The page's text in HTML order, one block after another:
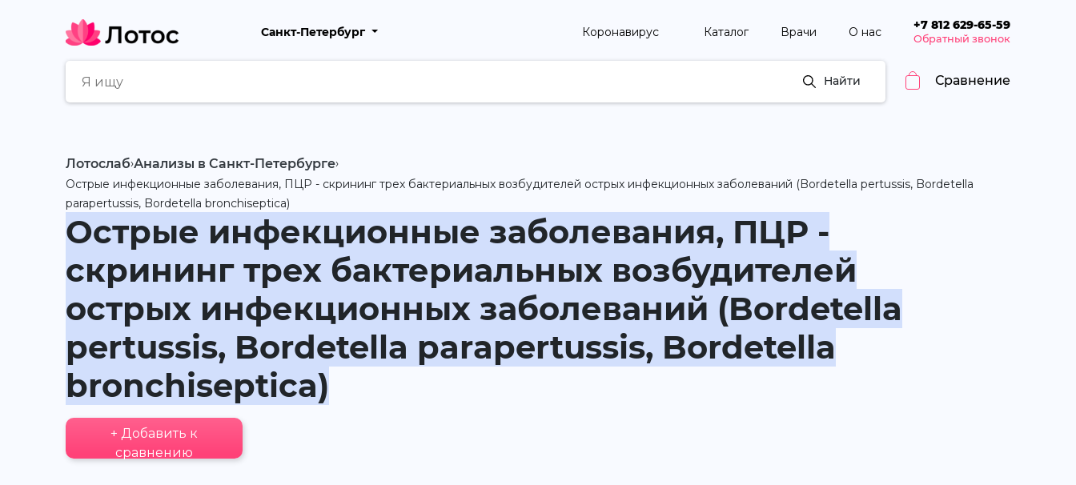
Санкт-Петербург Коронавирус Каталог Врачи О нас +7 812 629-65-59
Обратный звонок
Найти Сравнение
Лотослаб›Анализы в Санкт-Петербурге›
Острые инфекционные заболевания, ПЦР - скрининг трех бактериальных возбудителей острых инфекционных заболеваний (Bordetella pertussis, Bordetella
parapertussis, Bordetella bronchiseptica)
Острые инфекционные заболевания, ПЦР -
скрининг трех бактериальных возбудителей
острых инфекционных заболеваний (Bordetella
pertussis, Bordetella parapertussis, Bordetella
bronchiseptica)
+ Добавить к
сравнению